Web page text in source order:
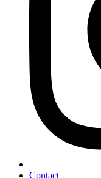
Contact